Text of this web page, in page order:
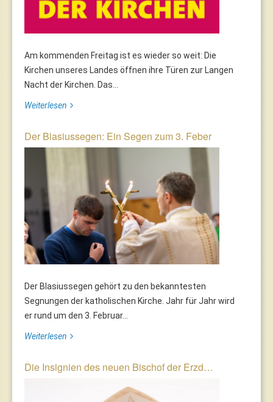
Am kommenden Freitag ist es wieder so weit: Die
Kirchen unseres Landes öffnen ihre Türen zur Langen
Nacht der Kirchen. Das...
Weiterlesen
Der Blasiussegen: Ein Segen zum 3. Feber
Der Blasiussegen gehört zu den bekanntesten
Segnungen der katholischen Kirche. Jahr für Jahr wird
er rund um den 3. Februar...
Weiterlesen
Die Insignien des neuen Bischof der Erzd…